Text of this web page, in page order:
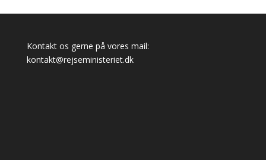
Kontakt os gerne på vores mail:
kontakt@rejseministeriet.dk